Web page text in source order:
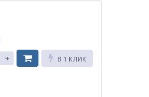
+ В 1 КЛИК